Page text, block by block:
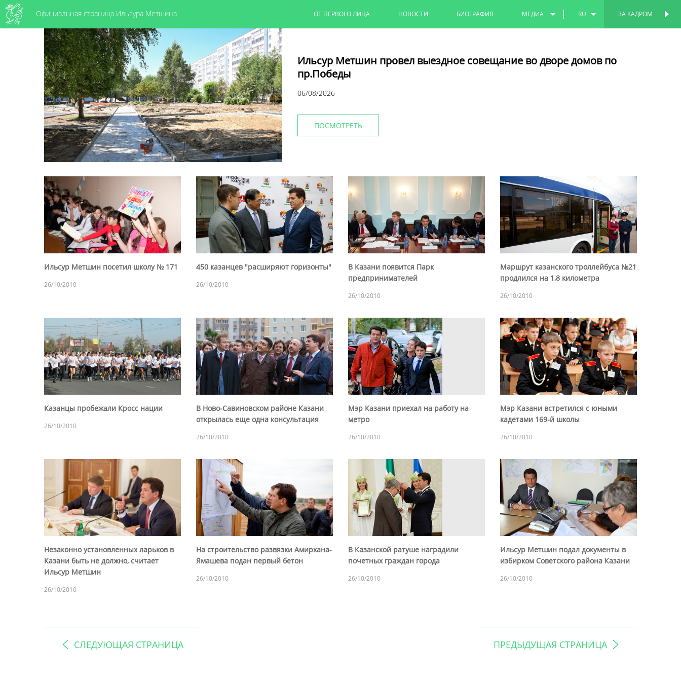
Официальная страница Ильсура Метшина ЗА КАДРОМ
ОТ ПЕРВОГО ЛИЦА НОВОСТИ БИОГРАФИЯ МЕДИА RU
Ильсур Метшин провел выездное совещание во дворе домов по
пр.Победы
06/08/2026
ПОСМОТРЕТЬ
Ильсур Метшин посетил школу № 171
26/10/2010
450 казанцев "расширяют горизонты"
26/10/2010
В Казани появится Парк
предпринимателей
26/10/2010
Маршрут казанского троллейбуса №21
продлился на 1,8 километра
26/10/2010
Казанцы пробежали Кросс нации
26/10/2010
В Ново-Савиновском районе Казани
открылась еще одна консультация
26/10/2010
Мэр Казани приехал на работу на
метро
26/10/2010
Мэр Казани встретился с юными
кадетами 169-й школы
26/10/2010
Незаконно установленных ларьков в
Казани быть не должно, считает
Ильсур Метшин
26/10/2010
На строительство развязки Амирхана-
Ямашева подан первый бетон
26/10/2010
В Казанской ратуше наградили
почетных граждан города
26/10/2010
Ильсур Метшин подал документы в
избирком Советского района Казани
26/10/2010
СЛЕДУЮЩАЯ СТРАНИЦА ПРЕДЫДУЩАЯ СТРАНИЦА
ПЕРСОНАЛЬНАЯ